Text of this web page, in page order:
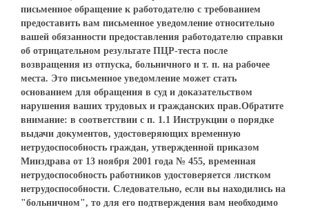
письменное обращение к работодателю с требованием
предоставить вам письменное уведомление относительно
вашей обязанности предоставления работодателю справки
об отрицательном результате ПЦР-теста после
возвращения из отпуска, больничного и т. п. на рабочее
места. Это письменное уведомление может стать
основанием для обращения в суд и доказательством
нарушения ваших трудовых и гражданских прав.Обратите
внимание: в соответствии с п. 1.1 Инструкции о порядке
выдачи документов, удостоверяющих временную
нетрудоспособность граждан, утвержденной приказом
Минздрава от 13 ноября 2001 года № 455, временная
нетрудоспособность работников удостоверяется листком
нетрудоспособности. Следовательно, если вы находились на
"больничном", то для его подтверждения вам необходимо